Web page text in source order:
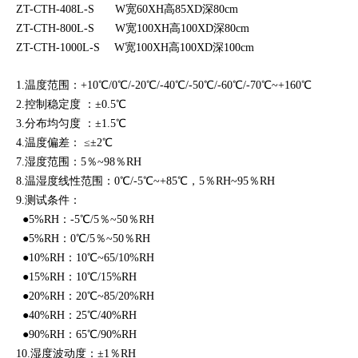
ZT-CTH-408L-S W宽60XH高85XD深80cm
ZT-CTH-800L-S W宽100XH高100XD深80cm
ZT-CTH-1000L-S W宽100XH高100XD深100cm
1.温度范围：+10℃/0℃/-20℃/-40℃/-50℃/-60℃/-70℃~+160℃
2.控制稳定度 ：±0.5℃
3.分布均匀度 ：±1.5℃
4.温度偏差： ≤±2℃
7.湿度范围：5％~98％RH
8.温湿度线性范围：0℃/-5℃~+85℃，5％RH~95％RH
9.测试条件：
●5%RH：-5℃/5％~50％RH
●5%RH：0℃/5％~50％RH
●10%RH：10℃~65/10%RH
●15%RH：10℃/15%RH
●20%RH：20℃~85/20%RH
●40%RH：25℃/40%RH
●90%RH：65℃/90%RH
10.湿度波动度：±1％RH